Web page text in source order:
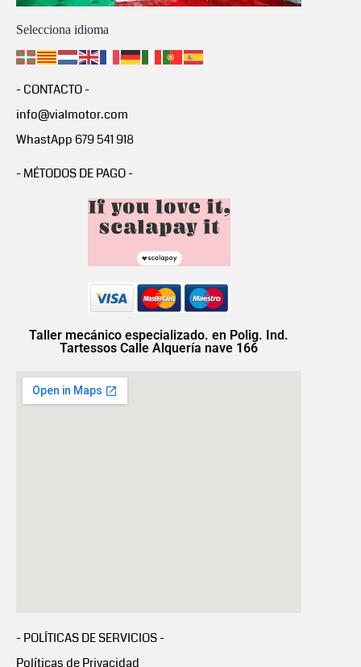
Selecciona idioma
- CONTACTO -
info@vialmotor.com
WhastApp 679 541 918
- MÉTODOS DE PAGO -
Taller mecánico especializado. en Polig. Ind.
Tartessos Calle Alquería nave 166
- POLÍTICAS DE SERVICIOS -
Políticas de Privacidad